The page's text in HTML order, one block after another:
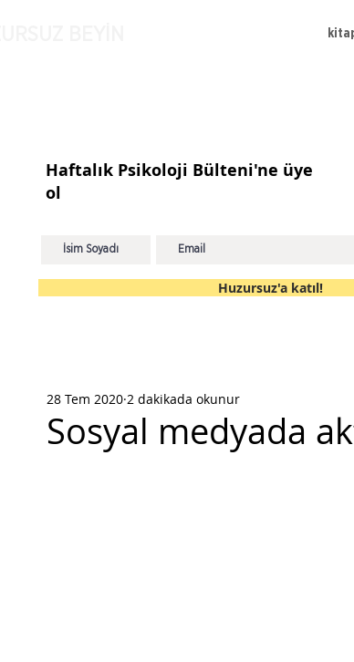
Haftalık Psikoloji Bülteni'ne üye
ol
Huzursuz'a katıl!
Sosyal medyada
28 Tem 2020 2 dakikada okunur